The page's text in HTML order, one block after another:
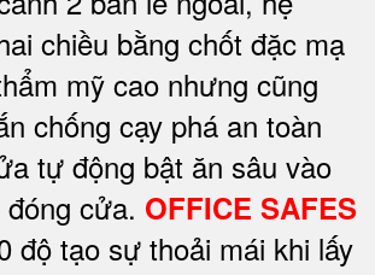
chiều bằng chốt đặc mạ
mỹ cao nhưng cũng
chống cạy phá an toàn
tự động bật ăn sâu vào
cửa. OFFICE SAFES
độ tạo sự thoải mái khi lấy